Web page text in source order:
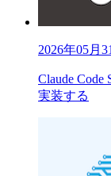
2026年05月
Claude
実装する